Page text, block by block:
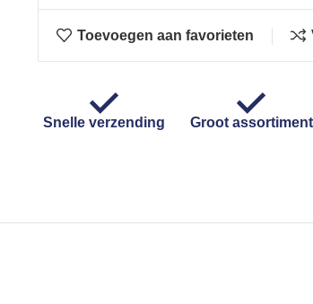
Toevoegen aan favorieten
Snelle verzending Groot assortiment